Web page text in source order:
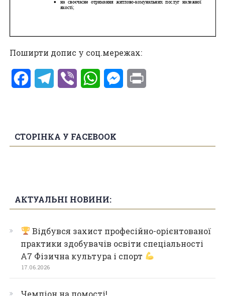
Поширти допис у соц.мережах:
FacebookTelegram
Viber WhatsAppMessenger
СТОРІНКА У FACEBOOK
АКТУАЛЬНІ НОВИНИ:
Відбувся захист професійно-орієнтованої
практики здобувачів освіти спеціальності
А7 Фізична культура і спорт
17.06.2026
Чемпіон на помості!